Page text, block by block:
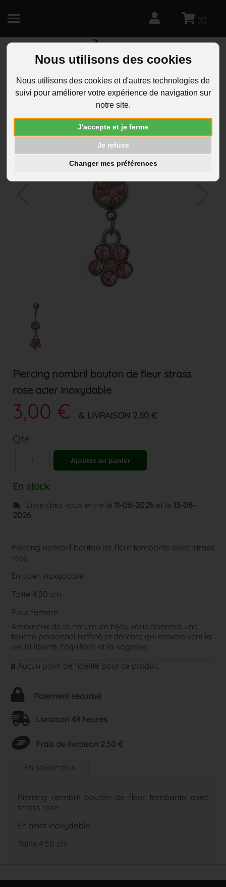
Nous utilisons des cookies
Nous utilisons des cookies et d'autres technologies de
suivi pour améliorer votre expérience de navigation sur
notre site.
J'accepte et je ferme
Je refuse
Changer mes préférences
(0)
Piercing nombril bouton de fleur strass
rose acier inoxydable
3,00 € & LIVRAISON 2.50 €
Qté :
En stock
Livré chez vous entre le11-08-2026 et le13-08-
2026
Piercing nombril bouton de fleur tombante avec strass
rose
En acier inoxydable
Taille 4.50 cm
Pour femme
Amoureux de la nature, ce bijou vous donnera une
touche personnel raffiné et délicate qui renvoie vers la
vie, la liberté, l'équilibre et la sagesse.
Aucun point de fidélité pour ce produit.
Paiement sécurisé
Livraison 48 heures
Frais de livraison 2.50 €
En savoir plus
Piercing nombril bouton de fleur tombante avec
strass rose
En acier inoxydable
Taille 4.50 cm